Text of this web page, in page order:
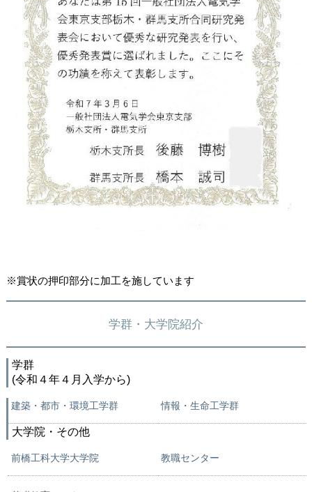
※賞状の押印部分に加工を施しています
学群・大学院紹介
学群
(令和４年４月入学から)
建築・都市・環境工学群 情報・生命工学群
大学院・その他
前橋工科大学大学院 教職センター